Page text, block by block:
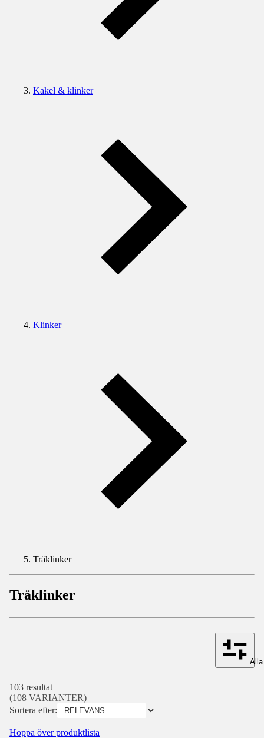
Kakel & klinker
Klinker
Träklinker
Träklinker
103 resultat
(108 VARIANTER)
Sortera efter:
Hoppa över produktlista